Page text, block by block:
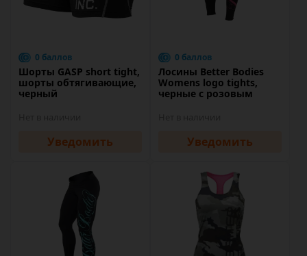
0 баллов
Шорты GASP short tight,
шорты обтягивающие,
черный
Уведомить
0 баллов
Лосины Better Bodies
Womens logo tights,
черные с розовым
Уведомить